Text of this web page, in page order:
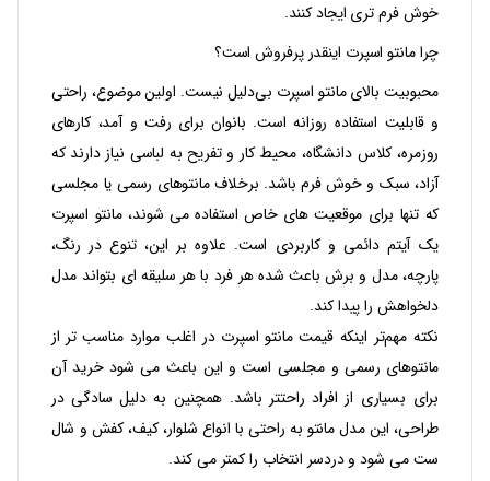
خوش‌ فرم‌ تری ایجاد کنند.
چرا مانتو اسپرت اینقدر پرفروش است؟
محبوبیت بالای مانتو اسپرت بی‌دلیل نیست. اولین موضوع، راحتی
و قابلیت استفاده روزانه است. بانوان برای رفت‌ و آمد، کارهای
روزمره، کلاس دانشگاه، محیط کار و تفریح به لباسی نیاز دارند که
آزاد، سبک و خوش‌ فرم باشد. برخلاف مانتوهای رسمی یا مجلسی
که تنها برای موقعیت‌ های خاص استفاده می‌ شوند، مانتو اسپرت
یک آیتم دائمی و کاربردی است. علاوه بر این، تنوع در رنگ،
پارچه، مدل و برش باعث شده هر فرد با هر سلیقه‌ ای بتواند مدل
دلخواهش را پیدا کند.
نکته مهم‌تر اینکه قیمت مانتو اسپرت در اغلب موارد مناسب‌ تر از
مانتوهای رسمی و مجلسی است و این باعث می‌ شود خرید آن
برای بسیاری از افراد راحتتر باشد. همچنین به دلیل سادگی در
طراحی، این مدل مانتو به‌ راحتی با انواع شلوار، کیف، کفش و شال
ست می‌ شود و دردسر انتخاب را کمتر می‌ کند.